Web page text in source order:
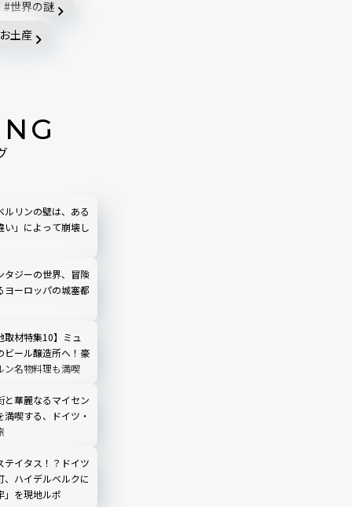
世界の謎
お土産
ルリンの壁は、ある
い」によって崩壊し
タジーの世界、冒険
ヨーロッパの城塞都
取材特集10】ミュ
ビール醸造所へ！豪
ン名物料理も満喫
と華麗なるマイセン
満喫する、ドイツ・
テイタス！？ドイツ
、ハイデルベルクに
」を現地ルポ